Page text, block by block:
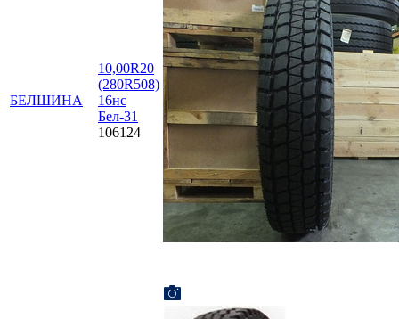
БЕЛШИНА
10,00R20
(280R508)
16нс
Бел-31
106124